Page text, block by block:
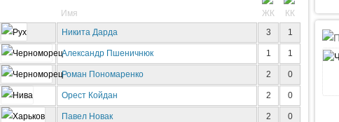
Имя
Никита Дарда 3 1
Александр Пшеничнюк 1 1
Роман Пономаренко 2 0
Орест Койдан 2 0
Павел Новак 2 0